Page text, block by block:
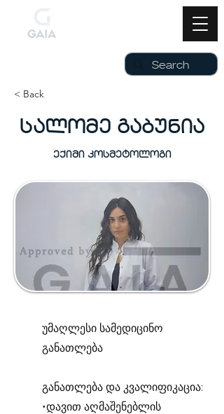
< Back
სალომე გაბუნია
ექიმი კოსმეტოლოგი
უმაღლესი სამედიცინო
განათლება
განათლება და კვალიფიკაცია:
•დავით აღმაშენებლის